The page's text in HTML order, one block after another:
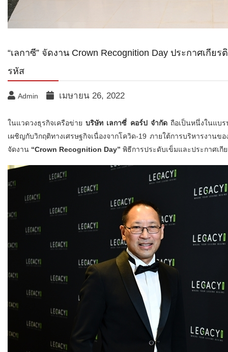
“เลกาซี” จัดงาน Crown Recognition Day ประกาศเกี
รหัส
Admin เมษายน 26, 2022
ในแวดวงธุรกิจเครือข่ายบริษัท เลกาซี่ คอร์ป จำกัดถือเป็นหนึ่งในแบ
เผชิญกับวิกฤติทางเศรษฐกิจเนื่องจากโควิด-19 ภายใต้การบริหารงานข
จัดงาน “Crown Recognition Day” พิธีการประดับเข็มและประกาศเ